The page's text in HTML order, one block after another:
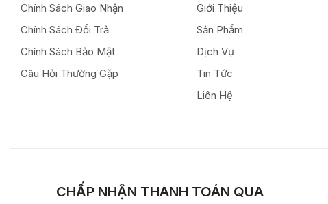
Chính Sách Giao Nhận
Chính Sách Đổi Trả
Chính Sách Bảo Mật
Câu Hỏi Thường Gặp
Giới Thiệu
Sản Phẩm
Dịch Vụ
Tin Tức
Liên Hệ
CHẤP NHẬN THANH TOÁN QUA